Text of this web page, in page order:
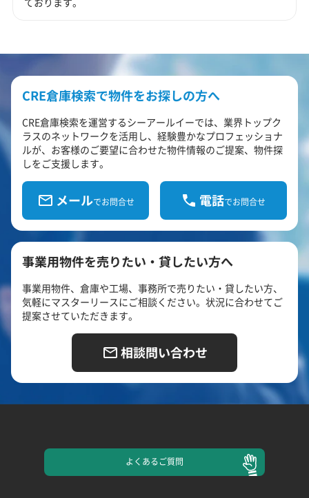
CRE倉庫検索で物件をお探しの方へ
CRE倉庫検索を運営するシーアールイーでは、業界トップク
ラスのネットワークを活用し、経験豊かなプロフェッショナ
ルが、お客様のご要望に合わせた物件情報のご提案、物件探
しをご支援します。
メールでお問合せ 電話でお問合せ
事業用物件を売りたい・貸したい方へ
事業用物件、倉庫や工場、事務所で売りたい・貸したい方、
気軽にマスターリースにご相談ください。状況に合わせてご
提案させていただきます。
相談問い合わせ
よくあるご質問